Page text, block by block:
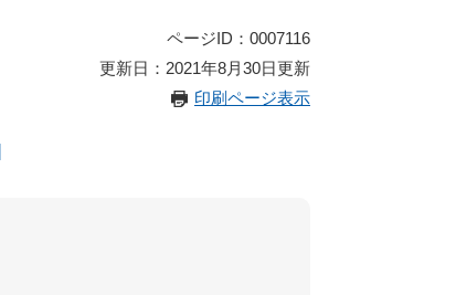
ページID：0007116
更新日：2021年8月30日更新
印刷ページ表示